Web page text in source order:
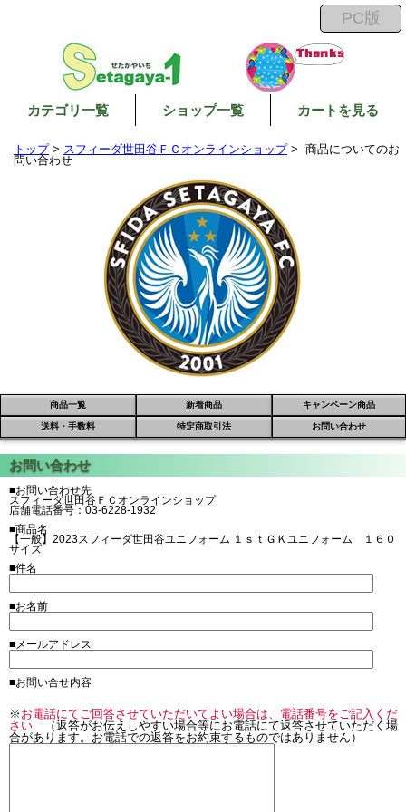
カテゴリ一覧 ショップ一覧 カートを見る
トップ> スフィーダ世田谷ＦＣオンラインショップ> 商品についてのお
問い合わせ
商品一覧 新着商品 キャンペーン商品
送料・手数料 特定商取引法 お問い合わせ
■お問い合わせ先
スフィーダ世田谷ＦＣオンラインショップ
店舗電話番号：03-6228-1932
■商品名
【一般】2023スフィーダ世田谷ユニフォーム １ｓｔＧＫユニフォーム １６０
サイズ
■件名
■お名前
■メールアドレス
■お問い合せ内容
※ お電話にてご回答させていただいてよい場合は、電話番号をご記入くだ
さい （返答がお伝えしやすい場合等にお電話にて返答させていただく場
合があります。お電話での返答をお約束するものではありません）